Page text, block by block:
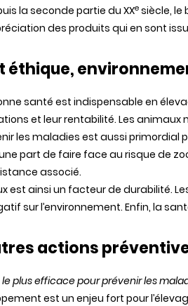
la seconde partie du XXe siècle, le
des produits qui en sont
éthique,
santé est indispensable en
et leur rentabilité. Les
les maladies est aussi primordial
part de faire face au risque de
associé.
est ainsi un facteur de durabilité.
sur l’environnement. Enfin, la
actions
plus efficace pour prévenir les
est un enjeu fort pour